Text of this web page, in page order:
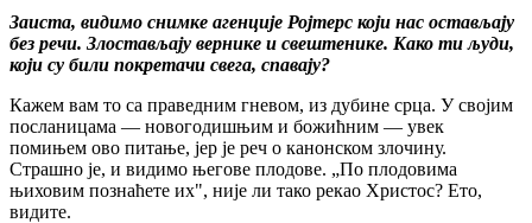
Заиста, видимо снимке агенције Ројтерс који нас остављају
без речи. Злостављају вернике и свештенике. Како ти људи,
који су били покретачи свега, спавају?
Кажем вам то са праведним гневом, из дубине срца. У својим
посланицама — новогодишњим и божићним — увек
помињем ово питање, јер је реч о канонском злочину.
Страшно је, и видимо његове плодове. „По плодовима
њиховим познаћете их", није ли тако рекао Христос? Ето,
видите.